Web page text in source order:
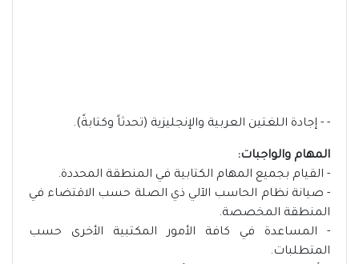
- - إجادة اللغتين العربية والإنجليزية (تحدثاً وكتابةً).
المهام والواجبات:
- القيام بجميع المهام الكتابية في المنطقة المحددة.
- صيانة نظام الحاسب الآلي ذي الصلة حسب الاقتضاء في
المنطقة المخصصة.
- المساعدة في كافة الأمور المكتبية الأخرى حسب
المتطلبات.